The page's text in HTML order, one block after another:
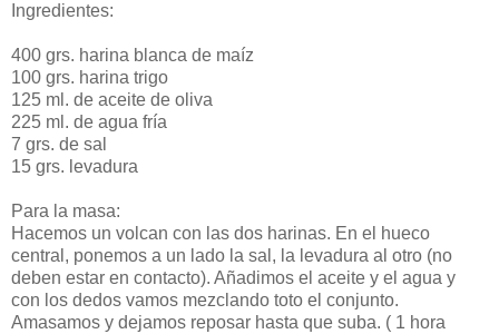
Ingredientes:
400 grs. harina blanca de maíz
100 grs. harina trigo
125 ml. de aceite de oliva
225 ml. de agua fría
7 grs. de sal
15 grs. levadura
Para la masa:
Hacemos un volcan con las dos harinas. En el hueco
central, ponemos a un lado la sal, la levadura al otro (no
deben estar en contacto). Añadimos el aceite y el agua y
con los dedos vamos mezclando toto el conjunto.
Amasamos y dejamos reposar hasta que suba. ( 1 hora